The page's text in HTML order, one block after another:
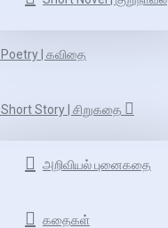
Poetry | கவிதை
Short Story | சிறுகதை
அறிவியல் புனைகதை
கதைகள்